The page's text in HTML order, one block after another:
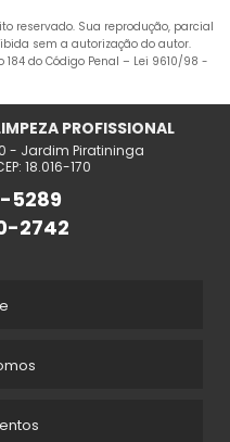
reservado. Sua reprodução, parcial
sem a autorização do autor.
do Código Penal – Lei 9610/98 -
PROFISSIONAL
- Jardim Piratininga
18.016-170
5289
2742